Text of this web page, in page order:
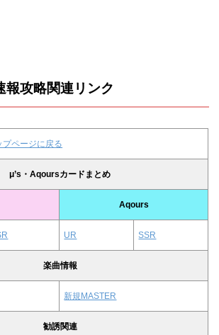
報攻略関連リンク
プページに戻る
μ’s・Aqoursカードまとめ
Aqours
UR SSR
楽曲情報
新規MASTER
勧誘関連